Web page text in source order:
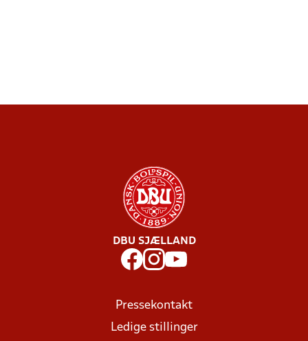
DBU SJÆLLAND
Pressekontakt
Ledige stillinger